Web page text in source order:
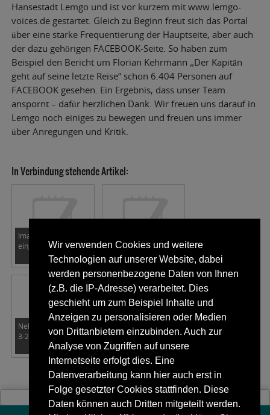
Wir verwenden Cookies und weitere
Technologien auf unserer Website, dabei
werden personenbezogene Daten von Ihnen
(z.B. die IP-Adresse) verarbeitet. Dies
geschieht um zum Beispiel Inhalte und
Anzeigen zu personalisieren oder Medien
von Drittanbietern einzubinden. Auch zur
Analyse von Zugriffen auf unsere
Internetseite erfolgt dies. Eine
Datenverarbeitung kann hier auch erst in
Folge gesetzter Cookies stattfinden. Diese
Daten können auch Dritten mitgeteilt werden.
Hansestadt Lemgo und ist vor kurzem mit www.lemgo-
voices.de gestartet. Gleich zu Beginn freut sich das Portal
über eine starke Frequentierung der Hauptseite, aber auch
der dazu gehörigen FACEBOOK-Seite. So haben zum
Beispiel den Bericht um Florian Kehrmann „Der Kapitän
geht auf seine letzte Reise“ schon 6.404 Personen auf
FACEBOOK gesehen. Ein Ergebnis, dass unser Team
anspornt – dafür herzlichen Dank. Wir freuen uns darauf in
Lemgo noch einiges zu bewegen und freuen uns immer
über Anregungen und Kritik.
In Verbindung stehende Artikel:
Image Broschüre
eingetroffen.
Tages.
NelkenWelt Ausgabe
3-2014
BVB für ein schöneres
Stadtbild